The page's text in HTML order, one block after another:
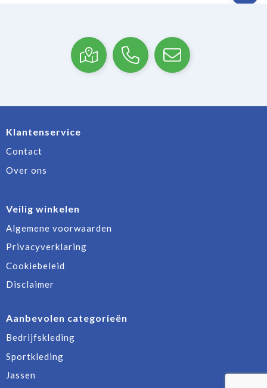
Klantenservice
Contact
Over ons
Veilig winkelen
Algemene voorwaarden
Privacyverklaring
Cookiebeleid
Disclaimer
Aanbevolen categorieën
Bedrijfskleding
Sportkleding
Jassen